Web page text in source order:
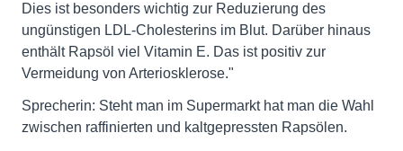
Dies ist besonders wichtig zur Reduzierung des
ungünstigen LDL-Cholesterins im Blut. Darüber hinaus
enthält Rapsöl viel Vitamin E. Das ist positiv zur
Vermeidung von Arteriosklerose."
Sprecherin: Steht man im Supermarkt hat man die Wahl
zwischen raffinierten und kaltgepressten Rapsölen.